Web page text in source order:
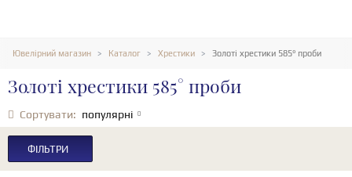
Ювелірний магазин Каталог Хрестики Золоті хрестики 585° проби
Золоті хрестики 585° проби
Сортувати: популярні
ФІЛЬТРИ